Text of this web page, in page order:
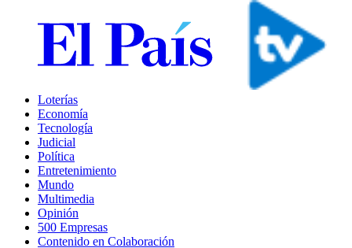
Loterías
Economía
Tecnología
Judicial
Política
Entretenimiento
Mundo
Multimedia
Opinión
500 Empresas
Contenido en Colaboración